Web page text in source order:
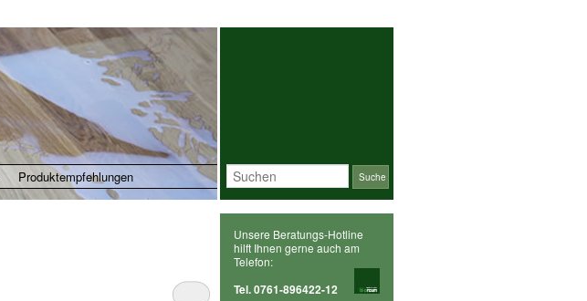
Produktempfehlungen
Unsere Beratungs-Hotline
hilft Ihnen gerne auch am
Telefon:
Tel. 0761-896422-12